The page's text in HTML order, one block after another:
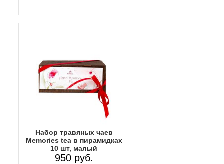
Набор травяных чаев
Memories tea в пирамидках
10 шт, малый
950 руб.